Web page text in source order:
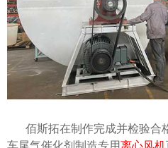
佰斯拓在制作完成并检验合